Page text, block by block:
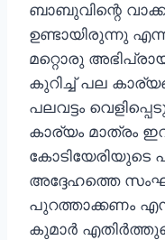
ബാബുവിന്റെ
ഉണ്ടായിരുന്നു
മറ്റൊരു
കുറിച്ച് പല
പലവട്ടം
കാര്യം മാത്രം
കോടിയേരിയുടെ
അദ്ദേഹത്തെ
പുറത്താക്കണം
കുമാര്‍